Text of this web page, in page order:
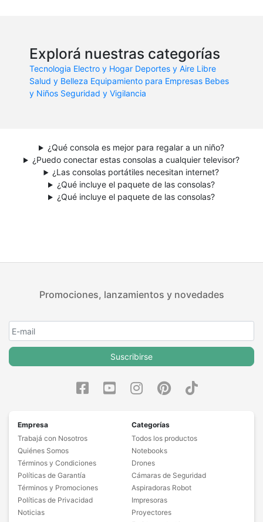
Explorá nuestras categorías
Tecnologia Electro y Hogar Deportes y Aire Libre
Salud y Belleza Equipamiento para Empresas Bebes
y Niños Seguridad y Vigilancia
¿Qué consola es mejor para regalar a un niño?
¿Puedo conectar estas consolas a cualquier televisor?
¿Las consolas portátiles necesitan internet?
¿Qué incluye el paquete de las consolas?
¿Qué incluye el paquete de las consolas?
Promociones, lanzamientos y novedades
Suscribirse
Empresa
Trabajá con Nosotros
Quiénes Somos
Términos y Condiciones
Políticas de Garantía
Términos y Promociones
Políticas de Privacidad
Noticias
Categorías
Todos los productos
Notebooks
Drones
Cámaras de Seguridad
Aspiradoras Robot
Impresoras
Proyectores